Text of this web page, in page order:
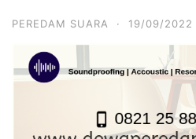
PEREDAM SUARA · 19/09/2022